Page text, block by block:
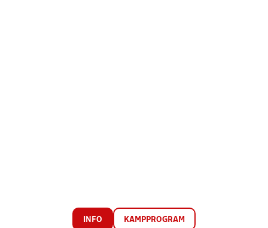
INFO KAMPPROGRAM